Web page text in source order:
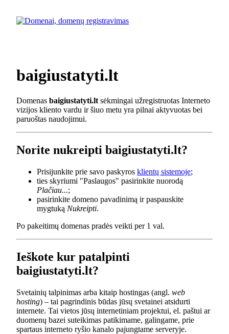
baigiustatyti.lt
Domenas baigiustatyti.lt sėkmingai užregistruotas Interneto
vizijos kliento vardu ir šiuo metu yra pilnai aktyvuotas bei
paruoštas naudojimui.
Norite nukreipti baigiustatyti.lt?
Prisijunkite prie savo paskyros klientų sistemoje;
ties skyriumi "Paslaugos" pasirinkite nuorodą
Plačiau...;
pasirinkite domeno pavadinimą ir paspauskite
mygtuką Nukreipti.
Po pakeitimų domenas pradės veikti per 1 val.
Ieškote kur patalpinti
baigiustatyti.lt?
Svetainių talpinimas arba kitaip hostingas (angl. web
hosting) – tai pagrindinis būdas jūsų svetainei atsidurti
internete. Tai vietos jūsų internetiniam projektui, el. paštui ar
duomenų bazei suteikimas patikimame, galingame, prie
spartaus interneto ryšio kanalo pajungtame serveryje.